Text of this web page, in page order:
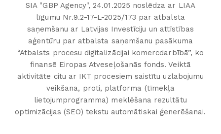
SIA "GBP Agency", 24.01.2025 noslēdza ar LIAA
līgumu Nr.9.2-17-L-2025/173 par atbalsta
saņemšanu ar Latvijas Investīciju un attīstības
aģentūru par atbalsta saņemšanu pasākuma
“Atbalsts procesu digitalizācijai komercdarbībā”, ko
finansē Eiropas Atveseļošanās fonds. Veiktā
aktivitāte citu ar IKT procesiem saistītu uzlabojumu
veikšana, proti, platforma (tīmekļa
lietojumprogramma) meklēšana rezultātu
optimizācijas (SEO) tekstu automātiskai ģenerēšanai.